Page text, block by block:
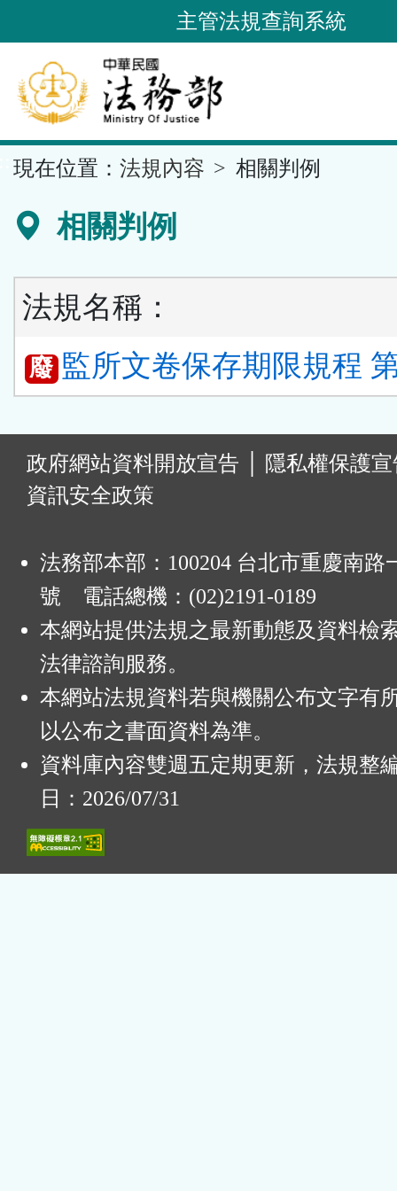
到
要
內
容
區
主管法規查詢系統
現在位置： 法規內容 相關判例
相關判例
法規名稱：
廢 監所文卷保存期限規程
政府網站資料開放宣告
隱私權保護
資訊安全政策
法務部本部：100204 台北市重慶南路
號 電話總機：(02)2191-0189
本網站提供法規之最新動態及資料檢
法律諮詢服務。
本網站法規資料若與機關公布文字有
以公布之書面資料為準。
資料庫內容雙週五定期更新，法規整
日：2026/07/31